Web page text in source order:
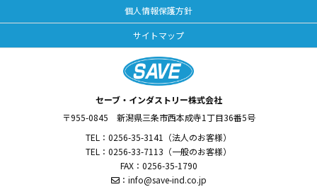
個人情報保護方針
サイトマップ
セーブ・インダストリー株式会社
〒955-0845 新潟県三条市西本成寺1丁目36番5号
TEL： 0256-35-3141
（法人のお客様）
TEL： 0256-33-7113 （一般のお客様）
FAX：0256-35-1790
： info@save-ind.co.jp